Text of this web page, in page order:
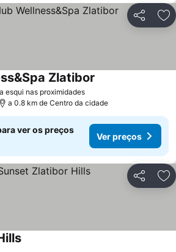
Partilhar
esqui nas proximidadesVer preços
Zlatibor
a 0.8 km de Centro da cidade
ver os preços
Ver preços
Partilhar
Ver preços